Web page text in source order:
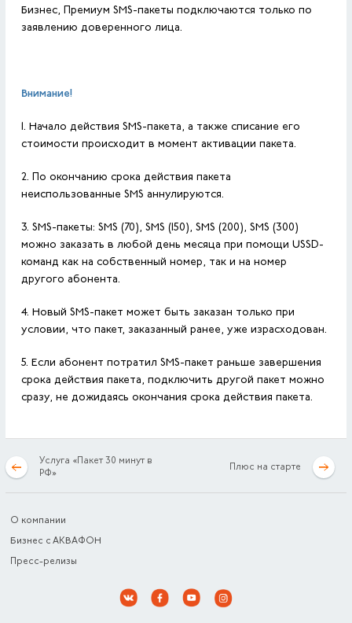
Бизнес, Премиум SMS-пакеты подключаются только по
заявлению доверенного лица.
Внимание!
1. Начало действия SMS-пакета, а также списание его
стоимости происходит в момент активации пакета.
2. По окончанию срока действия пакета
неиспользованные SMS аннулируются.
3. SMS-пакеты: SMS (70), SMS (150), SMS (200), SMS (300)
можно заказать в любой день месяца при помощи USSD-
команд как на собственный номер, так и на номер
другого абонента.
4. Новый SMS-пакет может быть заказан только при
условии, что пакет, заказанный ранее, уже израсходован.
5. Если абонент потратил SMS-пакет раньше завершения
срока действия пакета, подключить другой пакет можно
сразу, не дожидаясь окончания срока действия пакета.
Услуга «Пакет 30 минут в
РФ»
Плюс на старте
О компании
Бизнес с АКВАФОН
Пресс-релизы